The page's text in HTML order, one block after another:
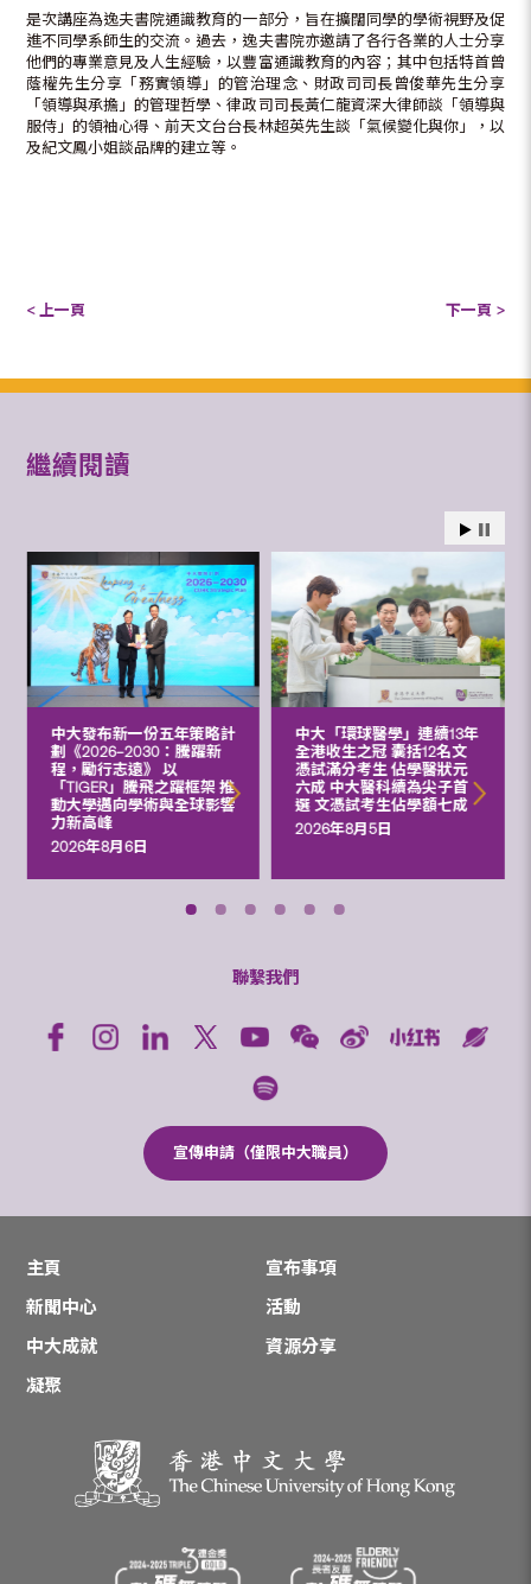
是次講座為逸夫書院通識教育的一部分，旨在擴闊同學的學術視野及促
進不同學系師生的交流。過去，逸夫書院亦邀請了各行各業的人士分享
他們的專業意見及人生經驗，以豐富通識教育的內容；其中包括特首曾
蔭權先生分享「務實領導」的管治理念、財政司司長曾俊華先生分享
「領導與承擔」的管理哲學、律政司司長黃仁龍資深大律師談「領導與
服侍」的領袖心得、前天文台台長林超英先生談「氣候變化與你」，以
及紀文鳳小姐談品牌的建立等。
< 上一頁 下一頁 >
繼續閱讀
中大發布新一份五年策略計
劃《2026‒2030：騰躍新
程，勵行志遠》 以
「TIGER」騰飛之躍框架 推
動大學邁向學術與全球影響
力新高峰
2026年8月6日
中大「環球醫學」連續13年
全港收生之冠 囊括12名文
憑試滿分考生 佔學醫狀元
六成 中大醫科續為尖子首
選 文憑試考生佔學額七成
2026年8月5日
聯繫我們
宣傳申請（僅限中大職員）
主頁
宣布事項
新聞中心
活動
中大成就
資源分享
凝聚